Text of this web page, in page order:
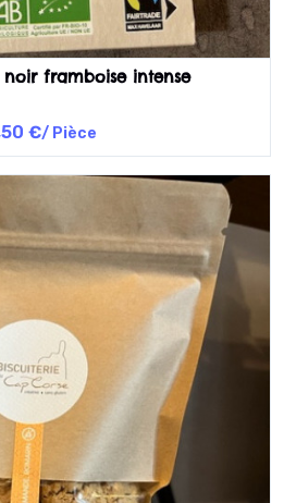
noir framboise intense
€/ Pièce